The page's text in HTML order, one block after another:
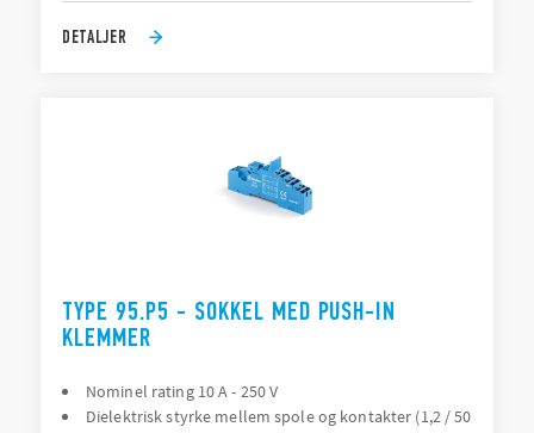
DETALJER
TYPE 95.P5 - SOKKEL MED PUSH-IN
KLEMMER
Nominel rating 10 A - 250 V
Dielektrisk styrke mellem spole og kontakter (1,2 / 50